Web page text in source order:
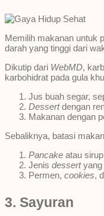
Memilih makanan untuk
darah yang tinggi dari
Dikutip dari WebMD,
karbohidrat pada gula
Jus buah segar,
Dessertdengan
Makanan dengan
Sebaliknya, batasi
Pancake atau
Jenis dessertyang
Permen, cookies,
3. Sayuran